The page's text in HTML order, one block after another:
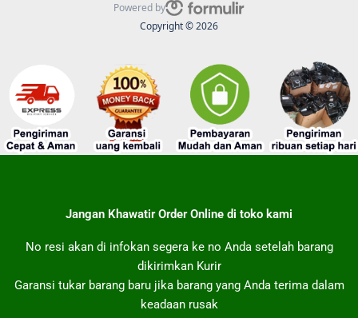
Powered by
Copyright © 2026
Jangan Khawatir Order Online di toko kami
No resi akan di infokan segera ke no Anda setelah barang
dikirimkan Kurir
Garansi tukar barang baru jika barang yang Anda terima dalam
keadaan rusak